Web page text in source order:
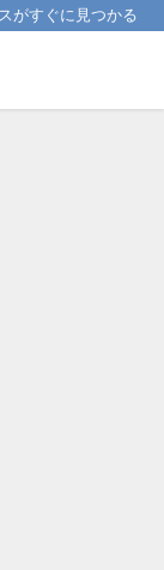
がすぐに見つかる